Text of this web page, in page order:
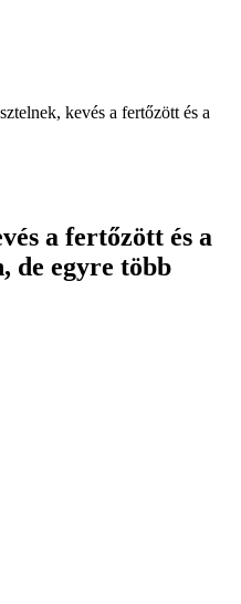
kevés a fertőzött és a
a fertőzött és a
de egyre több